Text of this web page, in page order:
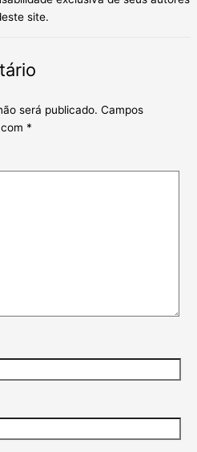
site.
será publicado. Campos
*